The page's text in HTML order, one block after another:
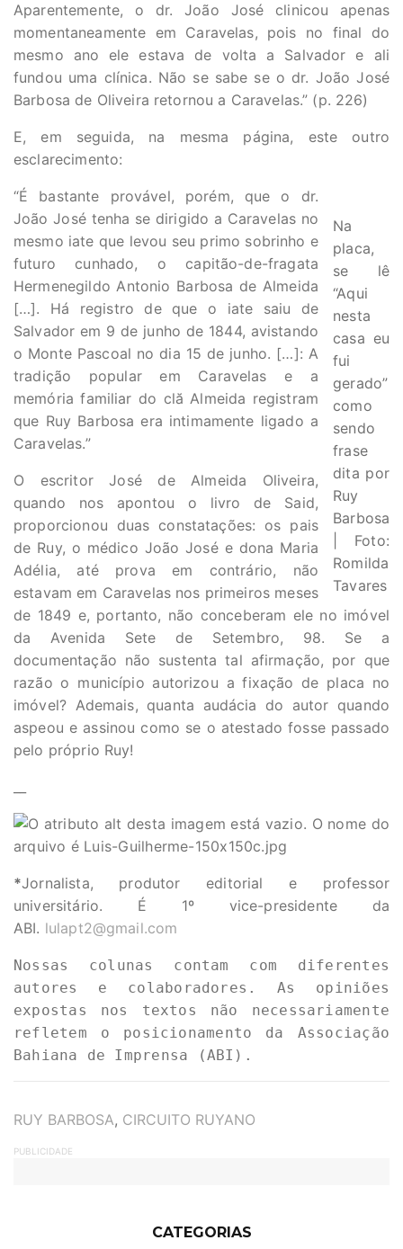
Aparentemente, o dr. João José clinicou apenas
momentaneamente em Caravelas, pois no final do
mesmo ano ele estava de volta a Salvador e ali
fundou uma clínica. Não se sabe se o dr. João José
Barbosa de Oliveira retornou a Caravelas.” (p. 226)
E, em seguida, na mesma página, este outro
esclarecimento:
Na
placa,
se lê
“Aqui
nesta
casa eu
fui
gerado”
como
sendo
frase
dita por
Ruy
Barbosa
| Foto:
Romilda
Tavares
“É bastante provável, porém, que o dr.
João José tenha se dirigido a Caravelas no
mesmo iate que levou seu primo sobrinho e
futuro cunhado, o capitão-de-fragata
Hermenegildo Antonio Barbosa de Almeida
[…]. Há registro de que o iate saiu de
Salvador em 9 de junho de 1844, avistando
o Monte Pascoal no dia 15 de junho. […]: A
tradição popular em Caravelas e a
memória familiar do clă Almeida registram
que Ruy Barbosa era intimamente ligado a
Caravelas.”
O escritor José de Almeida Oliveira,
quando nos apontou o livro de Said,
proporcionou duas constatações: os pais
de Ruy, o médico João José e dona Maria
Adélia, até prova em contrário, não
estavam em Caravelas nos primeiros meses
de 1849 e, portanto, não conceberam ele no imóvel
da Avenida Sete de Setembro, 98. Se a
documentação não sustenta tal afirmação, por que
razão o município autorizou a fixação de placa no
imóvel? Ademais, quanta audácia do autor quando
aspeou e assinou como se o atestado fosse passado
pelo próprio Ruy!
*Jornalista, produtor editorial e professor
universitário. É 1º vice-presidente da
ABI. lulapt2@gmail.com
Nossas colunas contam com diferentes
autores e colaboradores. As opiniões
expostas nos textos não necessariamente
refletem o posicionamento da Associação
Bahiana de Imprensa (ABI).
TAGS
RUY BARBOSA, CIRCUITO RUYANO
PUBLICIDADE
CATEGORIAS